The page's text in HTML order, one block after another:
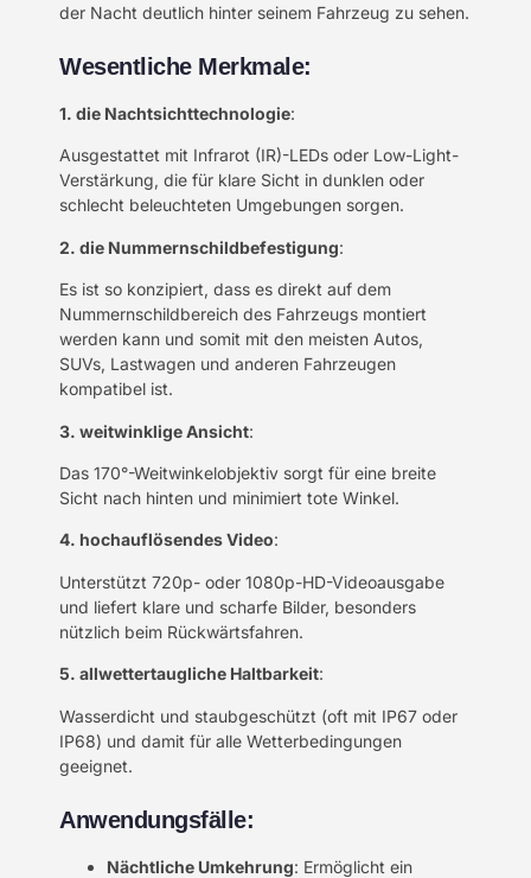
der Nacht deutlich hinter seinem Fahrzeug zu sehen.
Wesentliche Merkmale:
1. die Nachtsichttechnologie:
Ausgestattet mit Infrarot (IR)-LEDs oder Low-Light-
Verstärkung, die für klare Sicht in dunklen oder
schlecht beleuchteten Umgebungen sorgen.
2. die Nummernschildbefestigung:
Es ist so konzipiert, dass es direkt auf dem
Nummernschildbereich des Fahrzeugs montiert
werden kann und somit mit den meisten Autos,
SUVs, Lastwagen und anderen Fahrzeugen
kompatibel ist.
3. weitwinklige Ansicht:
Das 170°-Weitwinkelobjektiv sorgt für eine breite
Sicht nach hinten und minimiert tote Winkel.
4. hochauflösendes Video:
Unterstützt 720p- oder 1080p-HD-Videoausgabe
und liefert klare und scharfe Bilder, besonders
nützlich beim Rückwärtsfahren.
5. allwettertaugliche Haltbarkeit:
Wasserdicht und staubgeschützt (oft mit IP67 oder
IP68) und damit für alle Wetterbedingungen
geeignet.
Anwendungsfälle:
Nächtliche Umkehrung: Ermöglicht ein